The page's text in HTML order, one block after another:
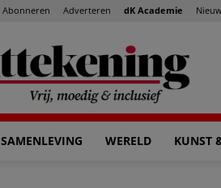
Abonneren Adverteren dK Academie
SAMENLEVING WERELD KUNST